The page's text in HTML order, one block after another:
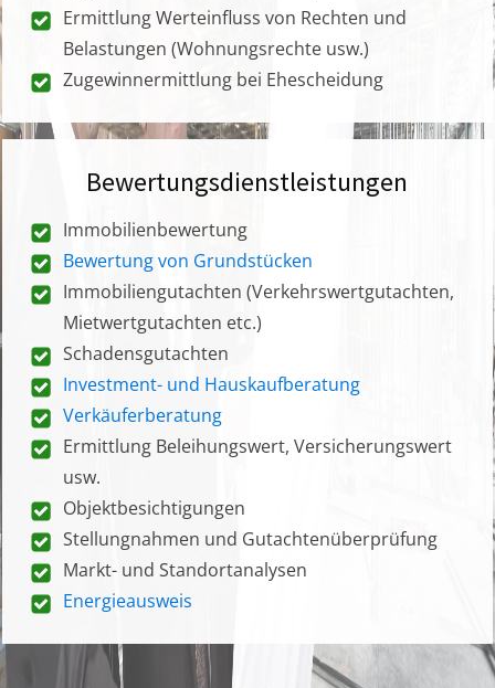
Ermittlung Werteinfluss von Rechten und
Belastungen (Wohnungsrechte usw.)
Zugewinnermittlung bei Ehescheidung
Bewertungsdienstleistungen
Immobilienbewertung
Bewertung von Grundstücken
Immobiliengutachten (Verkehrswertgutachten,
Mietwertgutachten etc.)
Schadensgutachten
Investment- und Hauskaufberatung
Verkäuferberatung
Ermittlung Beleihungswert, Versicherungswert
usw.
Objektbesichtigungen
Stellungnahmen und Gutachtenüberprüfung
Markt- und Standortanalysen
Energieausweis